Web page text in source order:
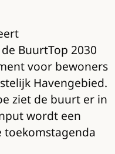
BuurtTop 2030
voor bewoners
Havengebied.
ziet de buurt er in
wordt een
toekomstagenda